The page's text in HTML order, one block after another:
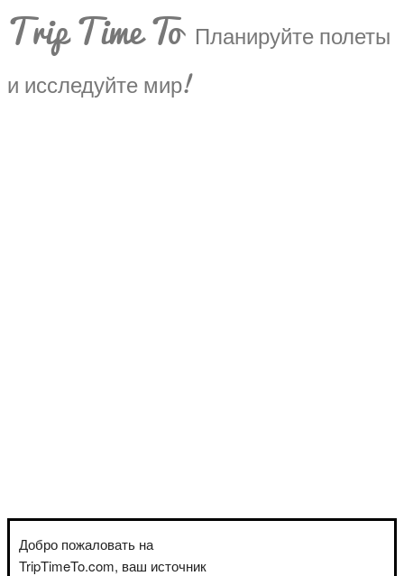
Trip Time To Планируйте полеты
и исследуйте мир!
Добро пожаловать на
TripTimeTo.com, ваш источник